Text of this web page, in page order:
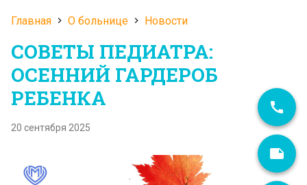
Строка
навигации
Главная О больнице Новости
СОВЕТЫ ПЕДИАТРА:
ОСЕННИЙ ГАРДЕРОБ
РЕБЕНКА
20 сентября 2025